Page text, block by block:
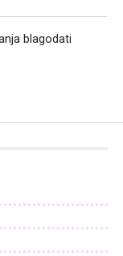
blagodati